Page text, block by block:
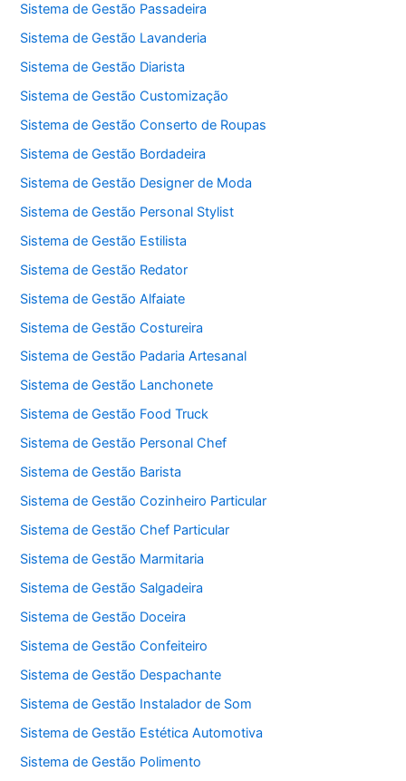
Sistema de Gestão Passadeira
Sistema de Gestão Lavanderia
Sistema de Gestão Diarista
Sistema de Gestão Customização
Sistema de Gestão Conserto de Roupas
Sistema de Gestão Bordadeira
Sistema de Gestão Designer de Moda
Sistema de Gestão Personal Stylist
Sistema de Gestão Estilista
Sistema de Gestão Redator
Sistema de Gestão Alfaiate
Sistema de Gestão Costureira
Sistema de Gestão Padaria Artesanal
Sistema de Gestão Lanchonete
Sistema de Gestão Food Truck
Sistema de Gestão Personal Chef
Sistema de Gestão Barista
Sistema de Gestão Cozinheiro Particular
Sistema de Gestão Chef Particular
Sistema de Gestão Marmitaria
Sistema de Gestão Salgadeira
Sistema de Gestão Doceira
Sistema de Gestão Confeiteiro
Sistema de Gestão Despachante
Sistema de Gestão Instalador de Som
Sistema de Gestão Estética Automotiva
Sistema de Gestão Polimento